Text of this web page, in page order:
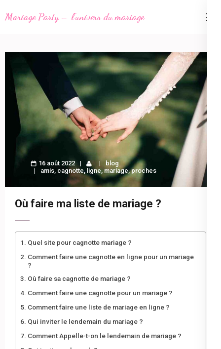
au
(Pressez
Mariage Party – l'univers du mariage
16 août 2022
blog
amis, cagnotte, ligne, mariage,proches
Où faire ma liste de mariage ?
Quel site pour cagnotte mariage ?
Comment faire une cagnotte en ligne pour un mariage
?
Où faire sa cagnotte de mariage ?
Comment faire une cagnotte pour un mariage ?
Comment faire une liste de mariage en ligne ?
Qui inviter le lendemain du mariage ?
Comment Appelle-t-on le lendemain de mariage ?